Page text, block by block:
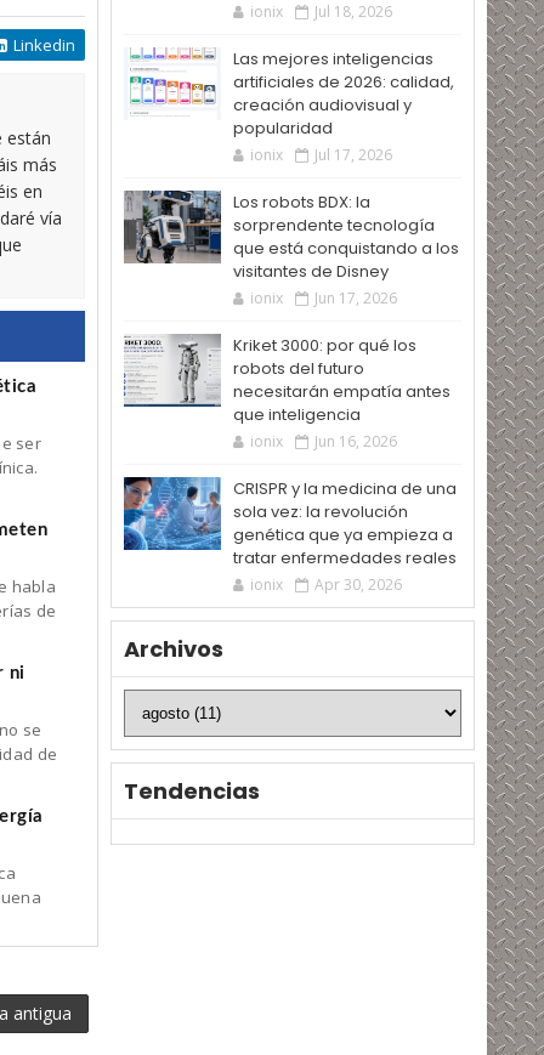
Linkedin
están
más
en
vía
ser
habla
de
ni
se
de
antigua
ionix Jul 18, 2026
Las mejores inteligencias
artificiales de 2026: calidad,
creación audiovisual y
popularidad
ionix Jul 17, 2026
Los robots BDX: la
sorprendente tecnología
que está conquistando a los
visitantes de Disney
ionix Jun 17, 2026
Kriket 3000: por qué los
robots del futuro
necesitarán empatía antes
que inteligencia
ionix Jun 16, 2026
CRISPR y la medicina de una
sola vez: la revolución
genética que ya empieza a
tratar enfermedades reales
ionix Apr 30, 2026
Archivos
Tendencias